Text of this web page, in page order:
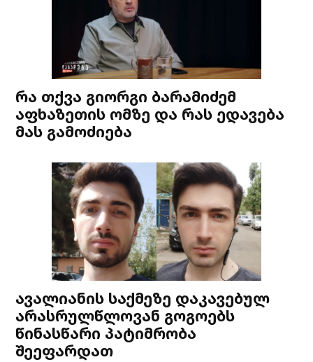
რა თქვა გიორგი ბარამიძემ
აფხაზეთის ომზე და რას ედავება
მას გამოძიება
ავალიანის საქმეზე დაკავებულ
არასრულწლოვან გოგოებს
წინასწარი პატიმრობა
შეეფარდათ